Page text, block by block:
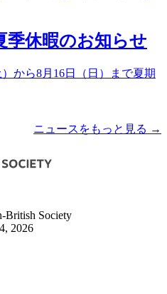
休暇のお知らせ
から8月16日（日）まで夏期
ニュースをもっと見る →
British Society
2026